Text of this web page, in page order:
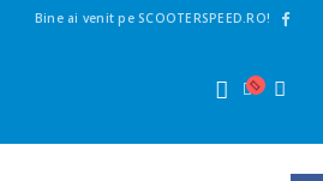
Bine ai venit pe SCOOTERSPEED.RO!